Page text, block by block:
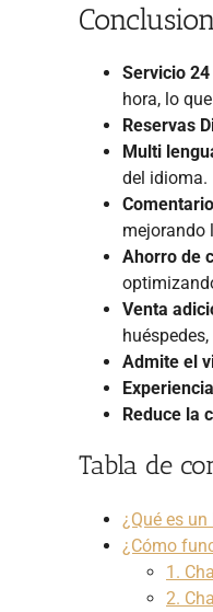
Servicio
hora, lo
Reservas
Multi
del idioma.
mejorando
Ahorro de
Venta
Admite el
Reduce la
Tabla de
¿Qué es
¿Cómo
1.
2.